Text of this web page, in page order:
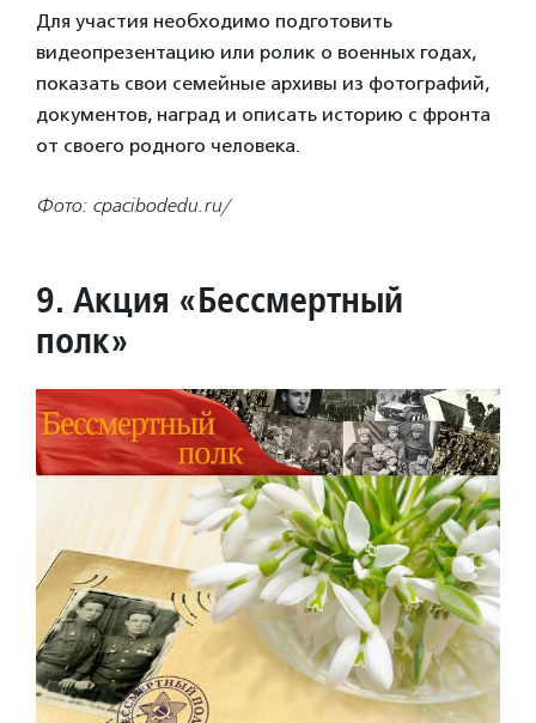
Для участия необходимо подготовить
видеопрезентацию или ролик о военных годах,
показать свои семейные архивы из фотографий,
документов, наград и описать историю с фронта
от своего родного человека.
Фото: cpacibodedu.ru/
9. Акция «Бессмертный
полк»